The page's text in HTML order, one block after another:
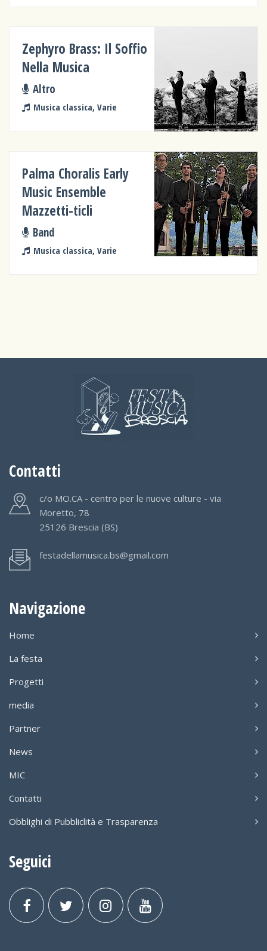
Zephyro Brass: Il Soffio
Nella Musica
Altro
Musica classica, Varie
Palma Choralis Early
Music Ensemble
Mazzetti-ticli
Band
Musica classica, Varie
Contatti
c/o MO.CA - centro per le nuove culture - via
Moretto, 78
25126 Brescia (BS)
festadellamusica.bs@gmail.com
Navigazione
Home
La festa
Progetti
media
Partner
News
MIC
Contatti
Obblighi di Pubbliclità e Trasparenza
Seguici